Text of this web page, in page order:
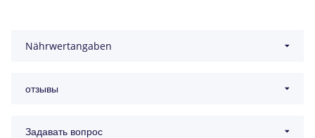
Nährwertangaben
отзывы
Задавать вопрос